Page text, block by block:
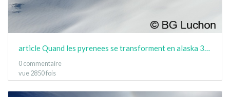
article Quand les pyrenees se transforment en alaska 3-15 04
0 commentaire
vue 2850 fois